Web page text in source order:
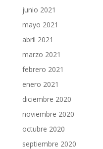
junio 2021
mayo 2021
abril 2021
marzo 2021
febrero 2021
enero 2021
diciembre 2020
noviembre 2020
octubre 2020
septiembre 2020